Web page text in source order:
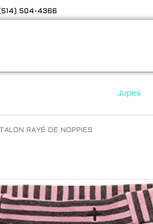
504-4366
Jupes
RAYÉ DE NOPPIES